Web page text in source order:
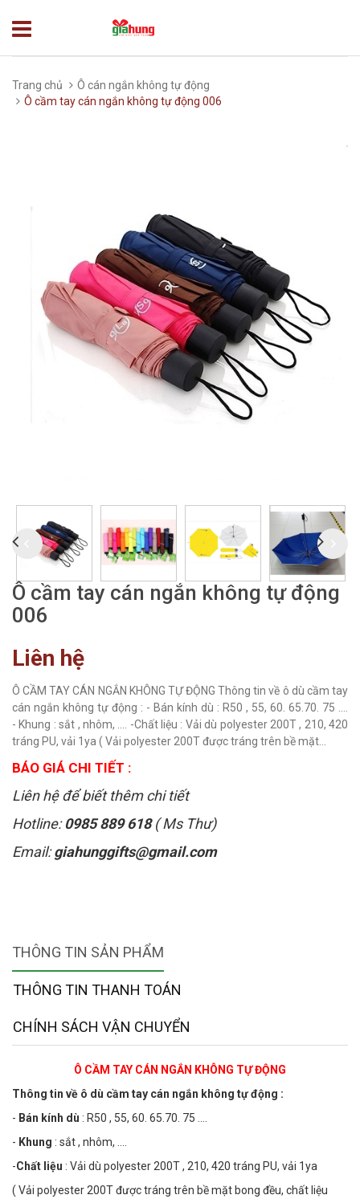
Trang chủ
Ô cán ngắn không tự động
Ô cầm tay cán ngắn không tự động 006
Ô cầm tay cán ngắn không tự động
006
Liên hệ
Ô CẦM TAY CÁN NGẮN KHÔNG TỰ ĐỘNG Thông tin về ô dù cầm tay
cán ngắn không tự động : - Bán kính dù : R50 , 55, 60. 65.70. 75 ....
- Khung : sắt , nhôm, .... -Chất liệu : Vải dù polyester 200T , 210, 420
tráng PU, vải 1ya ( Vải polyester 200T được tráng trên bề mặt...
BÁO GIÁ CHI TIẾT :
Liên hệ để biết thêm chi tiết
Hotline:0985 889 618( Ms Thư)
Email:giahunggifts@gmail.com
THÔNG TIN SẢN PHẨM
THÔNG TIN THANH TOÁN
CHÍNH SÁCH VẬN CHUYỂN
Ô CẦM TAY CÁN NGẮN KHÔNG TỰ ĐỘNG
Thông tin về ô dù cầm tay cán ngắn không tự động :
- Bán kính dù : R50 , 55, 60. 65.70. 75 ....
- Khung : sắt , nhôm, ....
-Chất liệu : Vải dù polyester 200T , 210, 420 tráng PU, vải 1ya
( Vải polyester 200T được tráng trên bề mặt bong đều, chất liệu